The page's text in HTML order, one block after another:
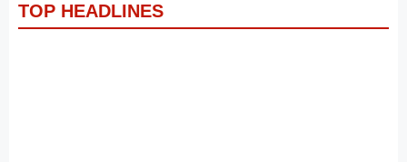
TOP HEADLINES